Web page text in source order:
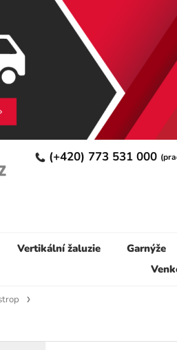
(+420) 773 531 000
Vertikální žaluzie Garnýže